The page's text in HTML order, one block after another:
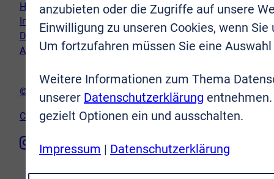
Hinweispflicht Newsletter
Impressum
Datenschutz
AGB
© VR-Immobilien Bonn Rhein-Sieg GmbH
Cookie-Einstellungen
anzubieten oder die Zugriffe auf unsere
Einwilligung zu unseren Cookies, wenn
Um fortzufahren müssen Sie eine
Weitere Informationen zum Thema
unserer Datenschutzerklärung
gezielt Optionen ein und ausschalten.
Impressum | Datenschutzerklärung